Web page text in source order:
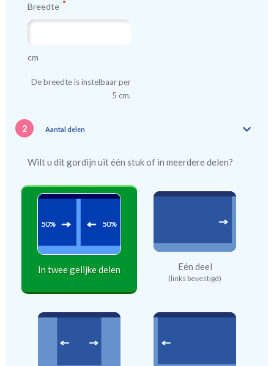
Laat voor aangename verduistering en isolatie de
Breedte
cm
De breedte is instelbaar per
5 cm.
2 Aantal delen
Wilt u dit gordijn uit één stuk of in meerdere delen?
In twee gelijke delen Eén deel
(links bevestigd)